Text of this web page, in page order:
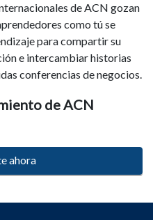
de ACN gozan
como tú se
para compartir su
e intercambiar historias
conferencias de negocios.
de ACN
ahora